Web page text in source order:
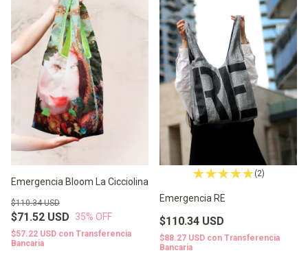
Emergencia Bloom La Cicciolina
$71.52 USD
$110.34 USD
35% OFF
$57.22 USD con Transferencia
Bancaria
(2)
Emergencia RE
$110.34 USD
$88.27 USD con Transferencia
Bancaria